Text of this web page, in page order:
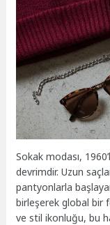
Sokak modası,
devrimdir. Uzun
pantyonlarla
birleşerek global bir
ve stil ikonluğu, bu